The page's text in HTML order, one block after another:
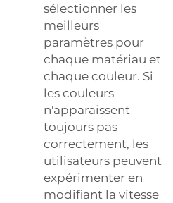
sélectionner les
meilleurs
paramètres pour
chaque matériau et
chaque couleur. Si
les couleurs
n'apparaissent
toujours pas
correctement, les
utilisateurs peuvent
expérimenter en
modifiant la vitesse